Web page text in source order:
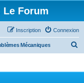
Le Forum
Connexion
Inscription
Mécaniques